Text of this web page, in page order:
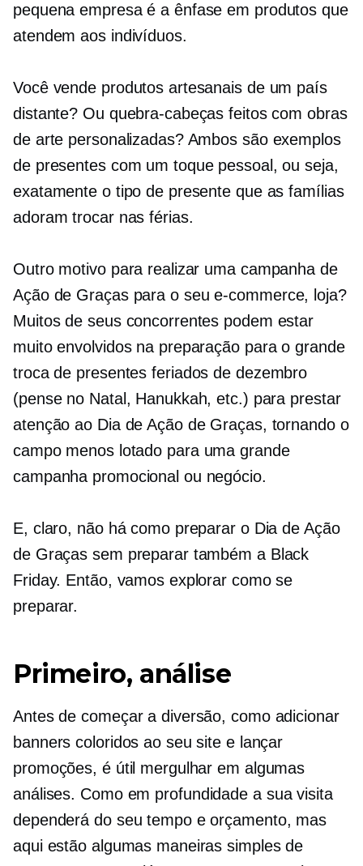
pequena empresa é a ênfase em produtos que
atendem aos indivíduos.
Você vende produtos artesanais de um país
distante? Ou quebra-cabeças feitos com obras
de arte personalizadas? Ambos são exemplos
de presentes com um toque pessoal, ou seja,
exatamente o tipo de presente que as famílias
adoram trocar nas férias.
Outro motivo para realizar uma campanha de
Ação de Graças para o seue-commerce, loja?
Muitos de seus concorrentes podem estar
muito envolvidos na preparação para o grande
troca de presentes feriados de dezembro
(pense no Natal, Hanukkah, etc.) para prestar
atenção ao Dia de Ação de Graças, tornando o
campo menos lotado para uma grande
campanha promocional ou negócio.
E, claro, não há como preparar o Dia de Ação
de Graças sem preparar também a Black
Friday. Então, vamos explorar como se
preparar.
Primeiro, análise
Antes de começar a diversão, como adicionar
banners coloridos ao seu site e lançar
promoções, é útil mergulhar em algumas
análises. Como em profundidade a sua visita
dependerá do seu tempo e orçamento, mas
aqui estão algumas maneiras simples de